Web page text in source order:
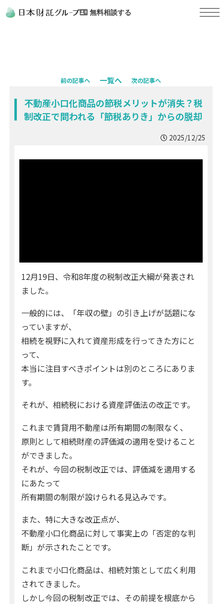
無料相談する
前の記事へ 一覧へ 次の記事へ
不動産小口化商品の節税メリットが消失？税
制改正で問われる「節税ありき」からの脱却
2025/12/25
12月19日、令和8年度の税制改正大綱が発表され
ました。
一般的には、「年収の壁」の引き上げが話題にな
っていますが、
相続を視野に入れて資産形成を行ってきた方にと
って、
本当に注目すべきポイントは別のところにありま
す。
それが、相続税における資産評価法の改正です。
これまで賃貸用不動産は所有期間の制限なく、
原則として相続財産の評価減の適用を受けること
ができました。
それが、今回の税制改正では、評価減を適用する
にあたって
所有期間の制限が設けられる見込みです。
また、特に大きな改正点が、
不動産小口化商品に対して事実上の「否定的な判
断」が示されたことです。
これまで小口化商品は、相続対策として広く利用
されてきました。
しかし今回の税制改正では、その前提を根底から